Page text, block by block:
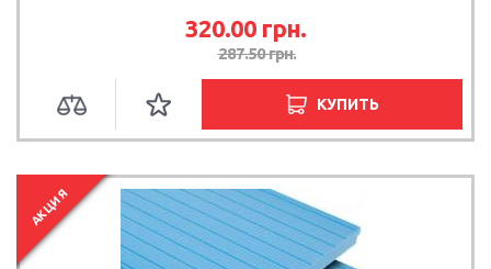
320.00 грн.
287.50 грн.
КУПИТЬ
АКЦИЯ